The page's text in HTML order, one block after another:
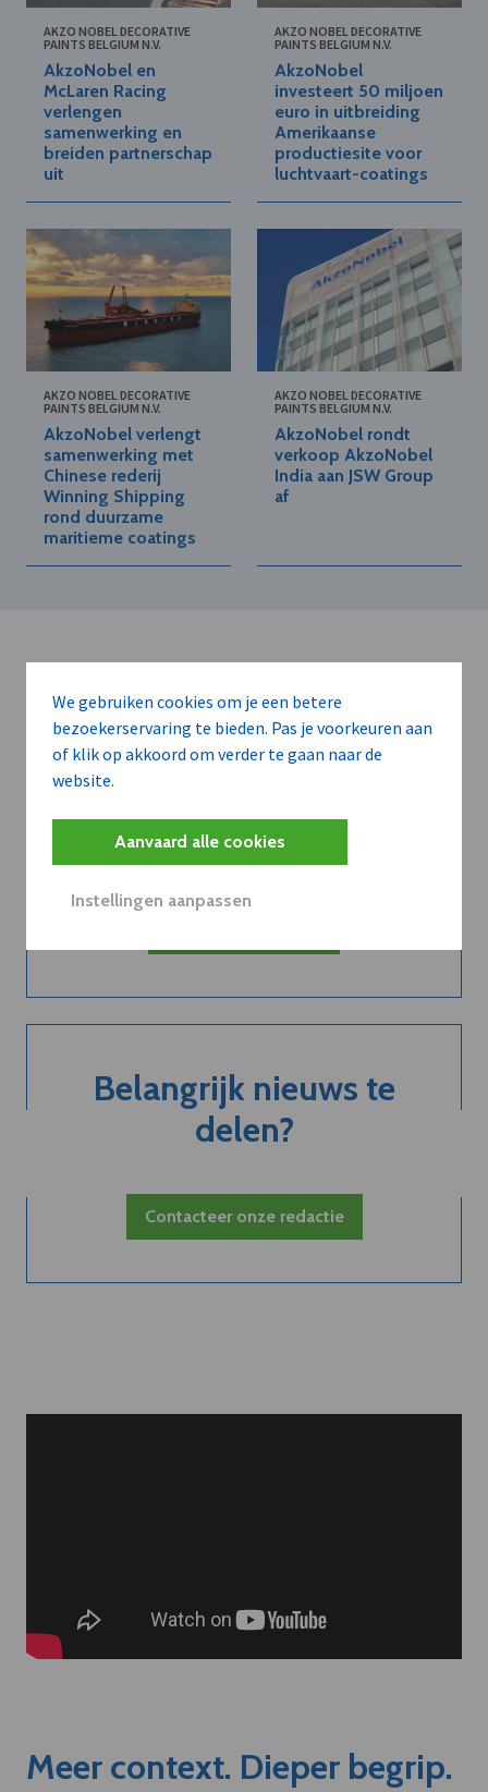
We gebruiken cookies om je een betere
bezoekerservaring te bieden. Pas je voorkeuren aan
of klik op akkoord om verder te gaan naar de
website.
Aanvaard alle cookies
Instellingen aanpassen
AKZO NOBEL DECORATIVE
PAINTS BELGIUM N.V.
AkzoNobel en
McLaren Racing
verlengen
samenwerking en
breiden partnerschap
uit
AKZO NOBEL DECORATIVE
PAINTS BELGIUM N.V.
AkzoNobel
investeert 50 miljoen
euro in uitbreiding
Amerikaanse
productiesite voor
luchtvaart-coatings
AKZO NOBEL DECORATIVE
PAINTS BELGIUM N.V.
AkzoNobel verlengt
samenwerking met
Chinese rederij
Winning Shipping
rond duurzame
maritieme coatings
AKZO NOBEL DECORATIVE
PAINTS BELGIUM N.V.
AkzoNobel rondt
verkoop AkzoNobel
India aan JSW Group
af
Kort de voordelen
abonnement...
Belangrijk nieuws te
delen?
Contacteer onze redactie
Meer context. Dieper begrip.